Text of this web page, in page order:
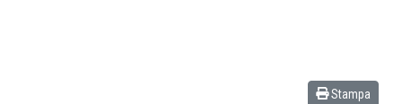
Stampa